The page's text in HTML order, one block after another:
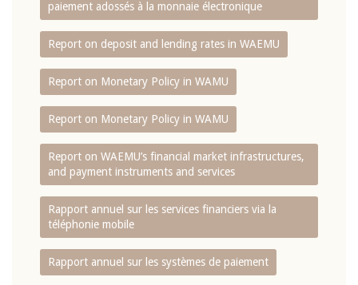
paiement adossés à la monnaie électronique
Report on deposit and lending rates in WAEMU
Report on Monetary Policy in WAMU
Report on Monetary Policy in WAMU
Report on WAEMU’s financial market infrastructures,
and payment instruments and services
Rapport annuel sur les services financiers via la
téléphonie mobile
Rapport annuel sur les systèmes de paiement